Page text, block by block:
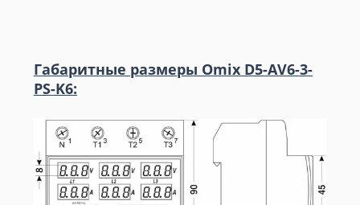
Габаритные размеры Omix D5-AV6-3-
PS-K6: